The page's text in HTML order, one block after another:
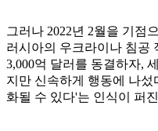
그러나 2022년 2월을 기점
러시아의 우크라이나 침공
3,000억 달러를 동결하자,
지만 신속하게 행동에 나섰
화될 수 있다'는 인식이 퍼